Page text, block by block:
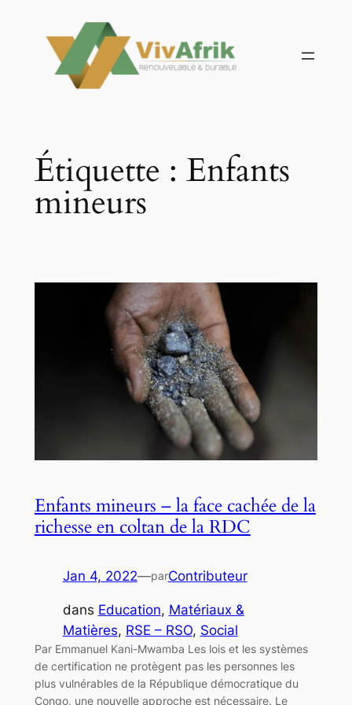
contenu
Étiquette : Enfants
mineurs
Enfants mineurs – la face cachée de la
richesse en coltan de la RDC
Jan 4, 2022—parContributeur
dans Education, Matériaux &
Matières, RSE – RSO, Social
Par Emmanuel Kani-Mwamba Les lois et les systèmes
de certification ne protègent pas les personnes les
plus vulnérables de la République démocratique du
Congo, une nouvelle approche est nécessaire. Le